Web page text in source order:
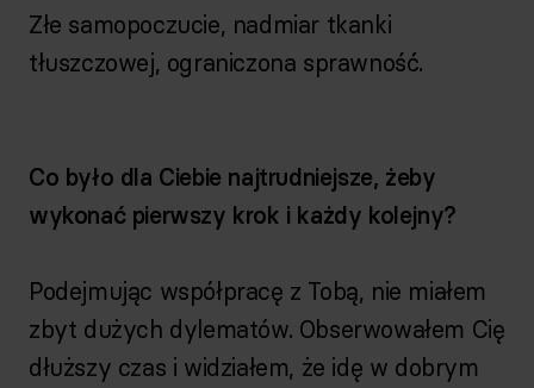
Złe samopoczucie, nadmiar tkanki
tłuszczowej, ograniczona sprawność.
Co było dla Ciebie najtrudniejsze, żeby
wykonać pierwszy krok i każdy kolejny?
Podejmując współpracę z Tobą, nie miałem
zbyt dużych dylematów. Obserwowałem Cię
dłuższy czas i widziałem, że idę w dobrym